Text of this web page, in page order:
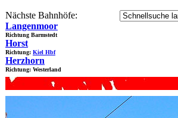
Nächste Bahnhöfe:
Langenmoor
Richtung Barmstedt
Horst
Richtung: Kiel Hbf
Herzhorn
Richtung: Westerland